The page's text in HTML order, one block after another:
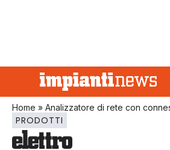
Home » Analizzatore di rete con
PRODOTTI